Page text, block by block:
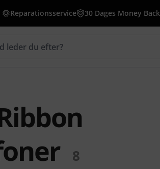
Reparationsservice 30 Dages Money Back
8